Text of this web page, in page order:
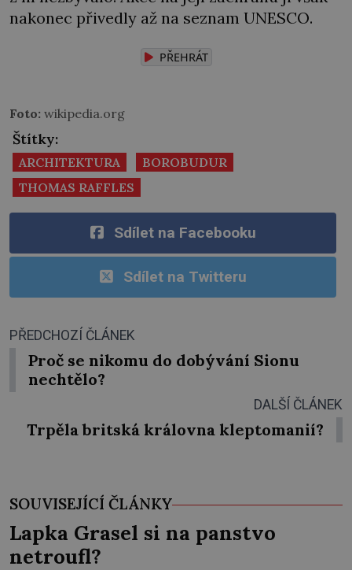
nakonec přivedly až na seznam UNESCO.
PŘEHRÁT
Foto: wikipedia.org
Štítky:
ARCHITEKTURA
BOROBUDUR
THOMAS RAFFLES
Sdílet na Facebooku
Sdílet na Twitteru
PŘEDCHOZÍ ČLÁNEK
Proč se nikomu do dobývání Sionu
nechtělo?
DALŠÍ ČLÁNEK
Trpěla britská královna kleptomanií?
SOUVISEJÍCÍ ČLÁNKY
Lapka Grasel si na panstvo
netroufl?